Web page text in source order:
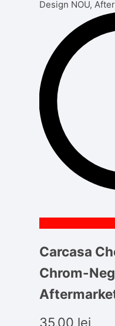
Carcasa
Chrom-
35,00 lei